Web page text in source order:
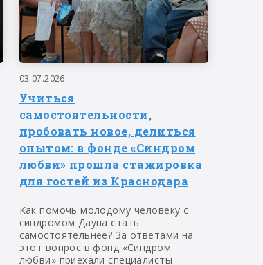
03.07.2026
Учиться
самостоятельности,
пробовать новое, делиться
опытом: в фонде «Синдром
любви» прошла стажировка
для гостей из Краснодара
Как помочь молодому человеку с
синдромом Дауна стать
самостоятельнее? За ответами на
этот вопрос в фонд «Синдром
любви» приехали специалисты